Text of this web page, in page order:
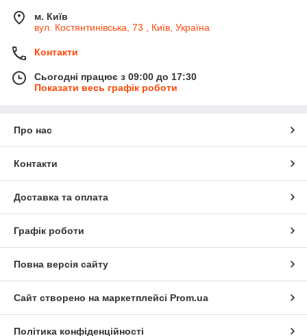
м. Київ
вул. Костянтинівська, 73 , Київ, Україна
Контакти
Сьогодні працює з 09:00 до 17:30
Показати весь графік роботи
Про нас
Контакти
Доставка та оплата
Графік роботи
Повна версія сайту
Сайт створено на маркетплейсі Prom.ua
Політика конфіденційності